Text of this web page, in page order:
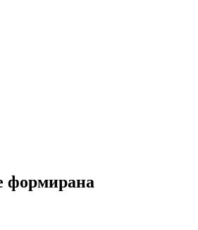
формирана